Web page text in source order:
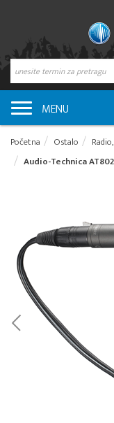
MENU
Početna Ostalo
Audio-Technica